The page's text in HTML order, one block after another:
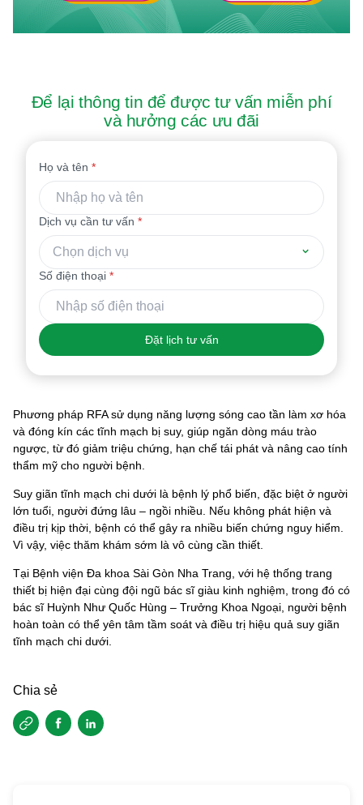
Để lại thông tin để được tư vấn miễn phí
và hưởng các ưu đãi
Họ và tên *
Dịch vụ cần tư vấn *
Chọn dịch vụ
Số điện thoại *
Đặt lịch tư vấn
Phương pháp RFA sử dụng năng lượng sóng cao tần làm xơ hóa
và đóng kín các tĩnh mạch bị suy, giúp ngăn dòng máu trào
ngược, từ đó giảm triệu chứng, hạn chế tái phát và nâng cao tính
thẩm mỹ cho người bệnh.
Suy giãn tĩnh mạch chi dưới là bệnh lý phổ biến, đặc biệt ở người
lớn tuổi, người đứng lâu – ngồi nhiều. Nếu không phát hiện và
điều trị kịp thời, bệnh có thể gây ra nhiều biến chứng nguy hiểm.
Vì vậy, việc thăm khám sớm là vô cùng cần thiết.
Tại Bệnh viện Đa khoa Sài Gòn Nha Trang, với hệ thống trang
thiết bị hiện đại cùng đội ngũ bác sĩ giàu kinh nghiệm, trong đó có
bác sĩ Huỳnh Như Quốc Hùng – Trưởng Khoa Ngoại, người bệnh
hoàn toàn có thể yên tâm tầm soát và điều trị hiệu quả suy giãn
tĩnh mạch chi dưới.
Chia sẻ